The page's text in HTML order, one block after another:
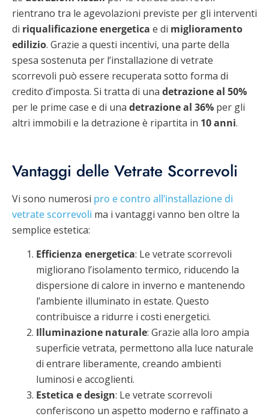
rientrano tra le agevolazioni previste per gli interventi
di riqualificazione energetica e di miglioramento
edilizio. Grazie a questi incentivi, una parte della
spesa sostenuta per l’installazione di vetrate
scorrevoli può essere recuperata sotto forma di
credito d’imposta. Si tratta di una detrazione al 50%
per le prime case e di una detrazione al 36% per gli
altri immobili e la detrazione è ripartita in 10 anni.
Vantaggi delle Vetrate Scorrevoli
Vi sono numerosi pro e contro all’installazione di
vetrate scorrevoli ma i vantaggi vanno ben oltre la
semplice estetica:
Efficienza energetica: Le vetrate scorrevoli
migliorano l’isolamento termico, riducendo la
dispersione di calore in inverno e mantenendo
l’ambiente illuminato in estate. Questo
contribuisce a ridurre i costi energetici.
Illuminazione naturale: Grazie alla loro ampia
superficie vetrata, permettono alla luce naturale
di entrare liberamente, creando ambienti
luminosi e accoglienti.
Estetica e design: Le vetrate scorrevoli
conferiscono un aspetto moderno e raffinato a